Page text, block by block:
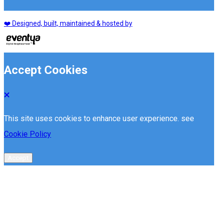
❤️ Designed, built, maintained & hosted by
Accept Cookies
This site uses cookies to enhance user experience. see
Cookie Policy